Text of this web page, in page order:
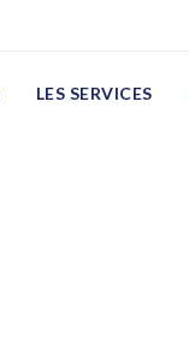
LES SERVICES